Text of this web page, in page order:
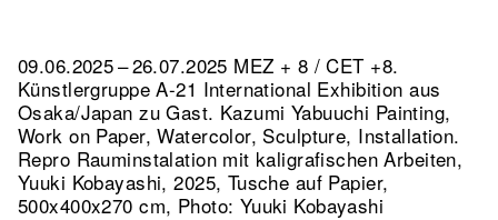
09.06.2025 – 26.07.2025 MEZ + 8 / CET +8.
Künstlergruppe A-21 International Exhibition aus
Osaka/Japan zu Gast. Kazumi Yabuuchi Painting,
Work on Paper, Watercolor, Sculpture, Installation.
Repro Rauminstalation mit kaligrafischen Arbeiten,
Yuuki Kobayashi, 2025, Tusche auf Papier,
500x400x270 cm, Photo: Yuuki Kobayashi